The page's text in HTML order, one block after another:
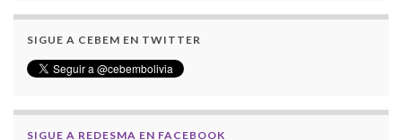
SIGUE A CEBEM EN TWITTER
SIGUE A REDESMA EN FACEBOOK